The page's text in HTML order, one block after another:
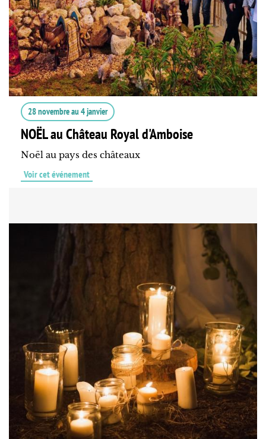
28 novembreau4 janvier
NOËL au Château Royal d'Amboise
Noël au pays des châteaux
Voir cet événement